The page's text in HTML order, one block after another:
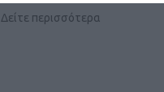
Δείτε περισσότερα